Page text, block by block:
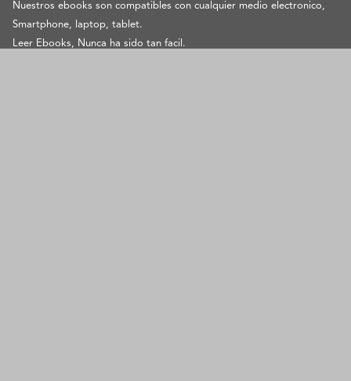
Nuestros ebooks son compatibles con cualquier medio electronico,
Smartphone, laptop, tablet.
Leer Ebooks, Nunca ha sido tan facil.